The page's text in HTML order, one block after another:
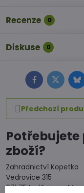
Recenze 0
Diskuse 0
FacebookTwitter
Předchozí
zboží?
Zahradnictví Kopetka
Vedrovice 315
671 75 Loděnice u